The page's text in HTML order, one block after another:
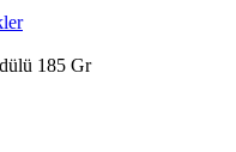
185 Gr